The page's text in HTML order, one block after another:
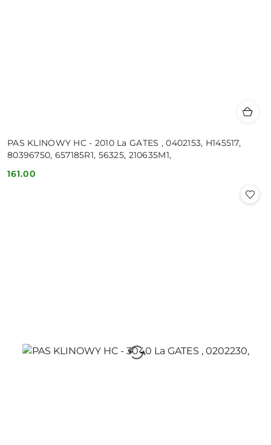
PAS KLINOWY HC - 2010 La GATES , 0402153, H145517,
80396750, 657185R1, 56325, 210635M1,
Cena:
161.00